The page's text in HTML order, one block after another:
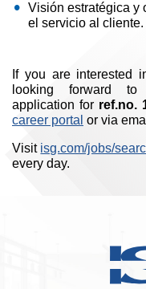
Visión estratégica y
el servicio al cliente.
If you are interested
looking forward to
application for ref.no.
career portal or via
Visit isg.com/jobs/
every day.